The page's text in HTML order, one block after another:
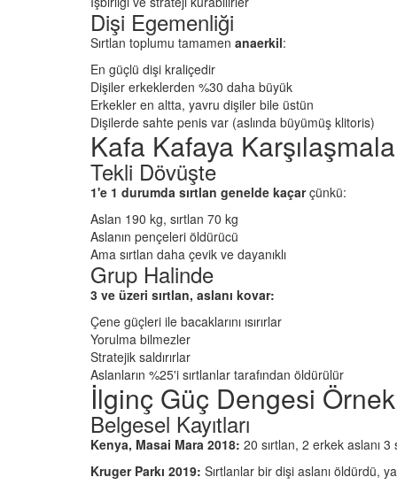
Dişi Egemenliği
Sırtlan toplumu tamamen anaerkil:
En güçlü dişi kraliçedir
Dişiler erkeklerden %30 daha büyük
Erkekler en altta, yavru dişiler bile üstün
Dişilerde sahte penis var (aslında büyümüş klitoris)
Kafa Kafaya
Tekli Dövüşte
1'e 1 durumda sırtlan genelde kaçarçünkü:
Aslan 190 kg, sırtlan 70 kg
Aslanın pençeleri öldürücü
Ama sırtlan daha çevik ve dayanıklı
Grup Halinde
3 ve üzeri sırtlan, aslanı kovar:
Çene güçleri ile bacaklarını ısırırlar
Yorulma bilmezler
Stratejik saldırırlar
Aslanların %25'i sırtlanlar tarafından öldürülür
İlginç Güç Dengesi
Belgesel Kayıtları
Kenya, Masai Mara 2018: 20 sırtlan, 2 erkek aslanı
Kruger Parkı 2019: Sırtlanlar bir dişi aslanı öldürdü,